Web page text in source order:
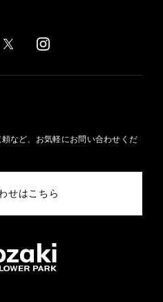
など、お気軽にお問い合わせくだ
せはこちら